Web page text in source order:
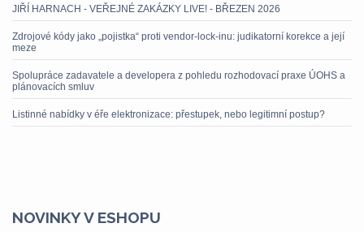
JIŘÍ HARNACH - VEŘEJNÉ ZAKÁZKY LIVE! - BŘEZEN 2026
Zdrojové kódy jako „pojistka“ proti vendor-lock-inu: judikatorní korekce a její
meze
Spolupráce zadavatele a developera z pohledu rozhodovací praxe ÚOHS a
plánovacích smluv
Listinné nabídky v éře elektronizace: přestupek, nebo legitimní postup?
NOVINKY V ESHOPU